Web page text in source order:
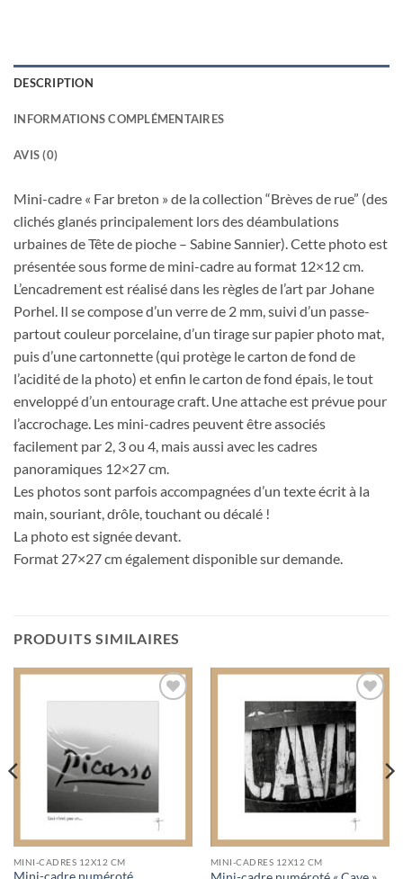
DESCRIPTION
INFORMATIONS COMPLÉMENTAIRES
AVIS (0)
Mini-cadre « Far breton » de la collection “Brèves de rue” (des
clichés glanés principalement lors des déambulations
urbaines de Tête de pioche – Sabine Sannier). Cette photo est
présentée sous forme de mini-cadre au format 12×12 cm.
L’encadrement est réalisé dans les règles de l’art par Johane
Porhel. Il se compose d’un verre de 2 mm, suivi d’un passe-
partout couleur porcelaine, d’un tirage sur papier photo mat,
puis d’une cartonnette (qui protège le carton de fond de
l’acidité de la photo) et enfin le carton de fond épais, le tout
enveloppé d’un entourage craft. Une attache est prévue pour
l’accrochage. Les mini-cadres peuvent être associés
facilement par 2, 3 ou 4, mais aussi avec les cadres
panoramiques 12×27 cm.
Les photos sont parfois accompagnées d’un texte écrit à la
main, souriant, drôle, touchant ou décalé !
La photo est signée devant.
Format 27×27 cm également disponible sur demande.
PRODUITS SIMILAIRES
MINI-CADRES 12X12 CM
Ajouter
à la
wishlist
MINI-CADRES 12X12 CM